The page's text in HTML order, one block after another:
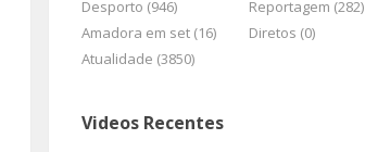
Desporto (946)
Reportagem (282)
Amadora em set (16)
Diretos (0)
Atualidade (3850)
Videos Recentes